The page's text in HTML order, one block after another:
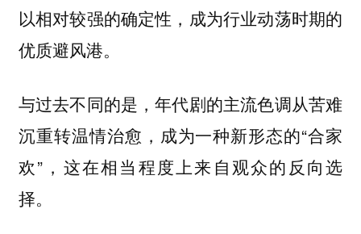
以相对较强的确定性，成为行业动荡时期的
优质避风港。
与过去不同的是，年代剧的主流色调从苦难
沉重转温情治愈，成为一种新形态的“合家
欢”，这在相当程度上来自观众的反向选
择。